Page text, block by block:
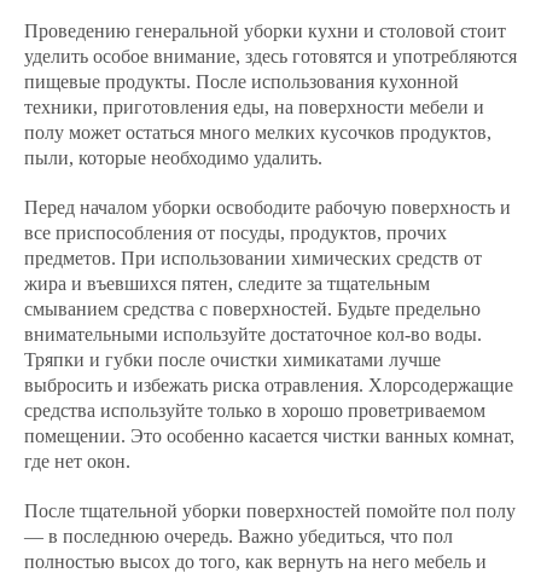
Проведению генеральной уборки кухни и столовой стоит
уделить особое внимание, здесь готовятся и употребляются
пищевые продукты. После использования кухонной
техники, приготовления еды, на поверхности мебели и
полу может остаться много мелких кусочков продуктов,
пыли, которые необходимо удалить.
Перед началом уборки освободите рабочую поверхность и
все приспособления от посуды, продуктов, прочих
предметов. При использовании химических средств от
жира и въевшихся пятен, следите за тщательным
смыванием средства с поверхностей. Будьте предельно
внимательными используйте достаточное кол-во воды.
Тряпки и губки после очистки химикатами лучше
выбросить и избежать риска отравления. Хлорсодержащие
средства используйте только в хорошо проветриваемом
помещении. Это особенно касается чистки ванных комнат,
где нет окон.
После тщательной уборки поверхностей помойте пол полу
— в последнюю очередь. Важно убедиться, что пол
полностью высох до того, как вернуть на него мебель и